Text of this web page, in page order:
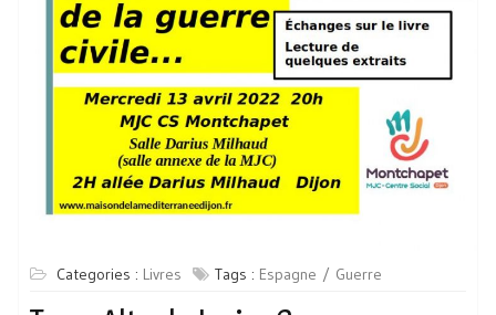
Categories : Livres Tags : Espagne Guerre